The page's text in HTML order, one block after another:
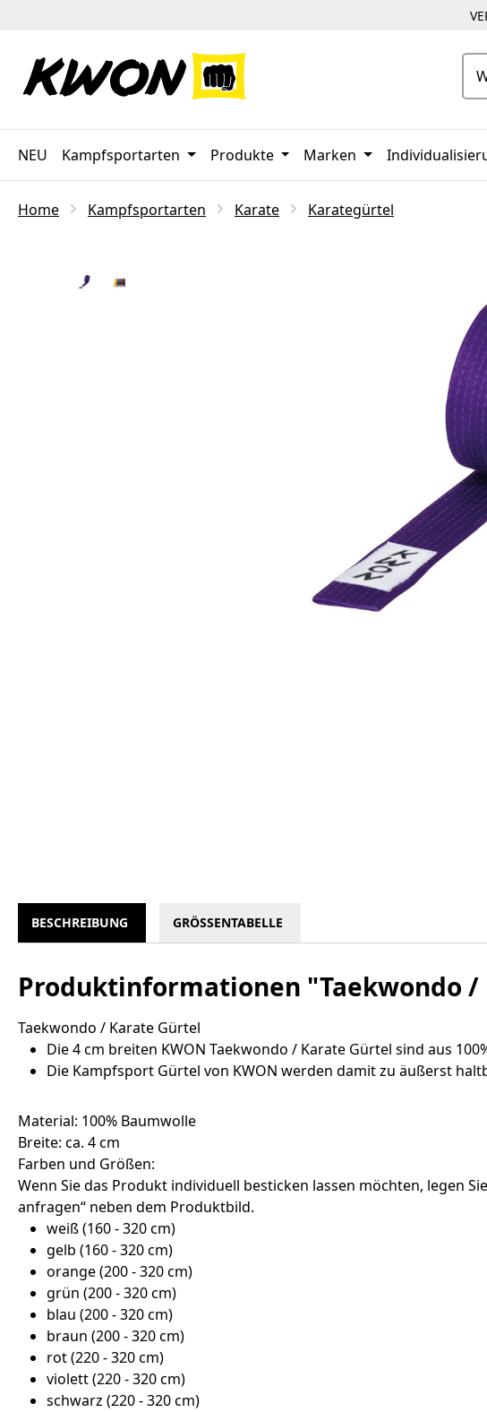
NEU Kampfsportarten Produkte Marken
Home Kampfsportarten Karate Karategürtel
BESCHREIBUNG GRÖSSENTABELLE
Produktinformationen "Taekwondo /
Taekwondo / Karate Gürtel
Die 4 cm breiten KWON Taekwondo / Karate Gürtel sind aus
Die Kampfsport Gürtel von KWON werden damit zu äußerst
Material: 100% Baumwolle
Breite: ca. 4 cm
Farben und Größen:
Wenn Sie das Produkt individuell besticken lassen möchten, legen
anfragen“ neben dem Produktbild.
weiß (160 - 320 cm)
gelb (160 - 320 cm)
orange (200 - 320 cm)
grün (200 - 320 cm)
blau (200 - 320 cm)
braun (200 - 320 cm)
rot (220 - 320 cm)
violett (220 - 320 cm)
schwarz (220 - 320 cm)